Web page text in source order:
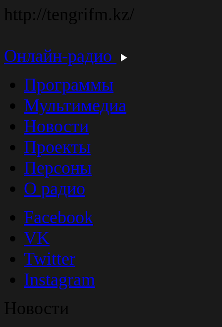
http://tengrifm.kz/
Онлайн-радио
Программы
Мультимедиа
Новости
Проекты
Персоны
О радио
Facebook
VK
Twitter
Instagram
Новости